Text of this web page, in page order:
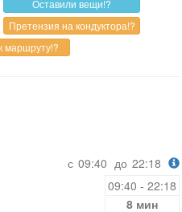
с 09:40 до 22:18
09:40 - 22:18
8 мин